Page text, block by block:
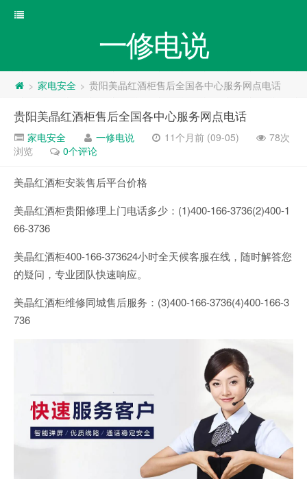
一修电说
> 家电安全 > 贵阳美晶红酒柜售后全国各中心服务网点电话
贵阳美晶红酒柜售后全国各中心服务网点电话
家电安全 一修电说 11个月前 (09-05)
78次
浏览
0个评论
美晶红酒柜安装售后平台价格
美晶红酒柜贵阳修理上门电话多少：(1)400-166-3736(2)400-1
66-3736
美晶红酒柜400-166-373624小时全天候客服在线，随时解答您
的疑问，专业团队快速响应。
美晶红酒柜维修同城售后服务：(3)400-166-3736(4)400-166-3
736